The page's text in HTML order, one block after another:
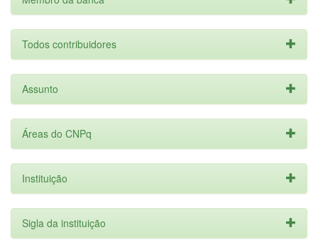
Todos contribuidores
Assunto
Áreas do CNPq
Instituição
Sigla da instituição